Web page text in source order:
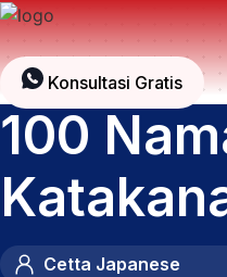
Lewati
ke
konten
Konsultasi Gratis
100
Cetta Japanese